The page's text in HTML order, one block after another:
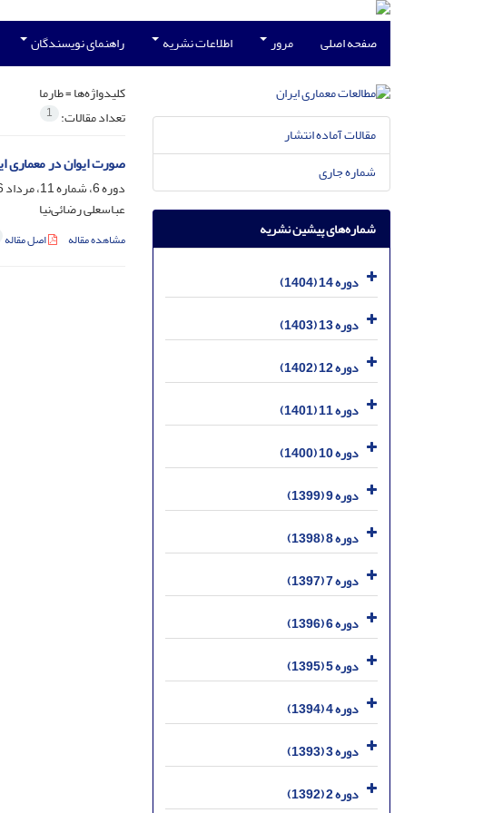
صفحه اصلی مرور اطلاعات نشریه راهنمای نویسندگان
کلیدواژه‌ها =طارما
تعداد مقالات: 1
صورت ایوان در معماری
دوره 6، شماره 11، مرداد 1396، صفحه
عباسعلی رضائی‌نیا
مشاهده مقاله اصل مقاله
مقالات آماده انتشار
شماره جاری
شماره‌های پیشین نشریه
دوره 14 (1404)
دوره 13 (1403)
دوره 12 (1402)
دوره 11 (1401)
دوره 10 (1400)
دوره 9 (1399)
دوره 8 (1398)
دوره 7 (1397)
دوره 6 (1396)
دوره 5 (1395)
دوره 4 (1394)
دوره 3 (1393)
دوره 2 (1392)